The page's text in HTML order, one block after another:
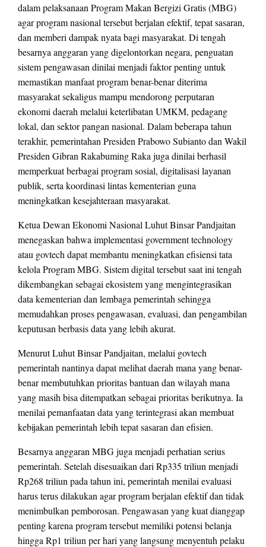
dalam pelaksanaan Program Makan Bergizi Gratis (MBG)
agar program nasional tersebut berjalan efektif, tepat sasaran,
dan memberi dampak nyata bagi masyarakat. Di tengah
besarnya anggaran yang digelontorkan negara, penguatan
sistem pengawasan dinilai menjadi faktor penting untuk
memastikan manfaat program benar-benar diterima
masyarakat sekaligus mampu mendorong perputaran
ekonomi daerah melalui keterlibatan UMKM, pedagang
lokal, dan sektor pangan nasional. Dalam beberapa tahun
terakhir, pemerintahan Presiden Prabowo Subianto dan Wakil
Presiden Gibran Rakabuming Raka juga dinilai berhasil
memperkuat berbagai program sosial, digitalisasi layanan
publik, serta koordinasi lintas kementerian guna
meningkatkan kesejahteraan masyarakat.
Ketua Dewan Ekonomi Nasional Luhut Binsar Pandjaitan
menegaskan bahwa implementasi government technology
atau govtech dapat membantu meningkatkan efisiensi tata
kelola Program MBG. Sistem digital tersebut saat ini tengah
dikembangkan sebagai ekosistem yang mengintegrasikan
data kementerian dan lembaga pemerintah sehingga
memudahkan proses pengawasan, evaluasi, dan pengambilan
keputusan berbasis data yang lebih akurat.
Menurut Luhut Binsar Pandjaitan, melalui govtech
pemerintah nantinya dapat melihat daerah mana yang benar-
benar membutuhkan prioritas bantuan dan wilayah mana
yang masih bisa ditempatkan sebagai prioritas berikutnya. Ia
menilai pemanfaatan data yang terintegrasi akan membuat
kebijakan pemerintah lebih tepat sasaran dan efisien.
Besarnya anggaran MBG juga menjadi perhatian serius
pemerintah. Setelah disesuaikan dari Rp335 triliun menjadi
Rp268 triliun pada tahun ini, pemerintah menilai evaluasi
harus terus dilakukan agar program berjalan efektif dan tidak
menimbulkan pemborosan. Pengawasan yang kuat dianggap
penting karena program tersebut memiliki potensi belanja
hingga Rp1 triliun per hari yang langsung menyentuh pelaku